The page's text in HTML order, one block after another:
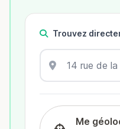
Trouvez
Me